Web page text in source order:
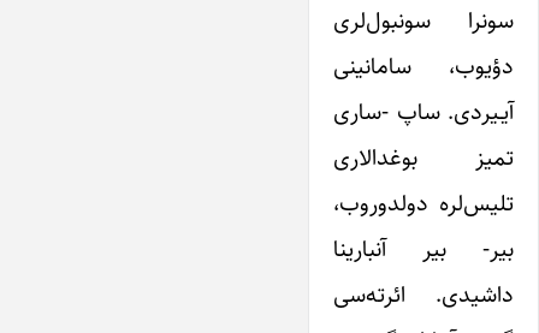
سونرا سونبول‌لری
دؤیوب، سامانینی
آیـیردی. ساپ -ساری
تمیز بوغدالاری
تلیس‌لره دولدوروب،
بیر- بیر آنبارینا
داشیدی. ائرته‌سی‌